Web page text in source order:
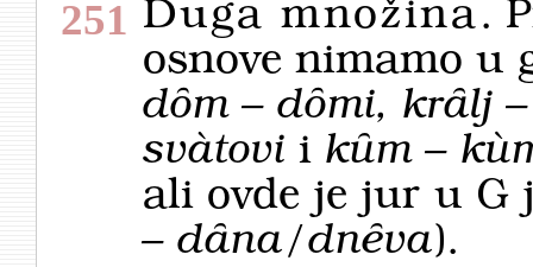
251 Duga množina.
osnove nimamo u
dȏm – dȏmi, krȃlj
svàtovi i kȗm –
ali ovde je jur u G
– dȃna/dnȇva).